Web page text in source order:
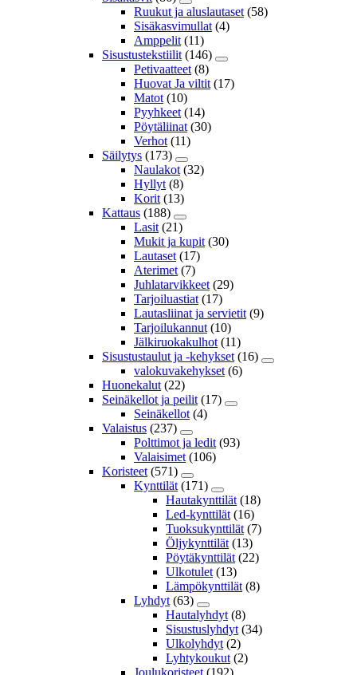
Ruukut ja aluslautaset (58)
Sisäkasvimullat (4)
Amppelit (11)
Sisustustekstiilit (146)
Petivaatteet (8)
Huovat Ja viltit (17)
Matot (10)
Pyyhkeet (14)
Pöytäliinat (30)
Verhot (11)
Säilytys (173)
Naulakot (32)
Hyllyt (8)
Korit (13)
Kattaus (188)
Lasit (21)
Mukit ja kupit (30)
Lautaset (17)
Aterimet (7)
Juhlatarvikkeet (29)
Tarjoiluastiat (17)
Lautasliinat ja servietit (9)
Tarjoilukannut (10)
Jälkiruokakulhot (11)
Sisustustaulut ja -kehykset (16)
valokuvakehykset (6)
Huonekalut (22)
Seinäkellot ja peilit (17)
Seinäkellot (4)
Valaistus (237)
Polttimot ja ledit (93)
Valaisimet (106)
Koristeet (571)
Kynttilät (171)
Hautakynttilät (18)
Led-kynttilät (16)
Tuoksukynttilät (7)
Öljykynttilät (13)
Pöytäkynttilät (22)
Ulkotulet (13)
Lämpökynttilät (8)
Lyhdyt (63)
Hautalyhdyt (8)
Sisustuslyhdyt (34)
Ulkolyhdyt (2)
Lyhtykoukut (2)